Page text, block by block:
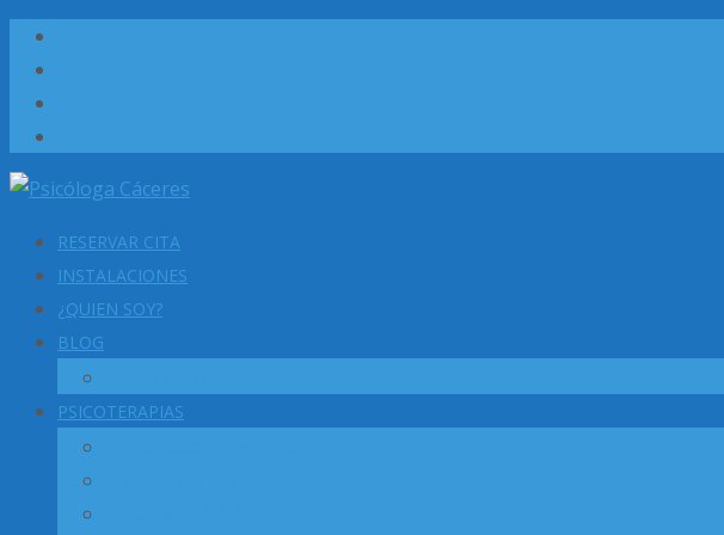
Saltar
contenido
RESERVAR CITA
INSTALACIONES
¿QUIEN SOY?
BLOG
PSICOTERAPIAS